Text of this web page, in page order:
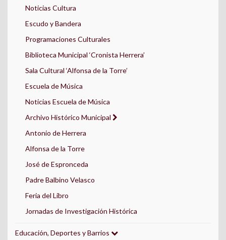
Noticias Cultura
Escudo y Bandera
Programaciones Culturales
Biblioteca Municipal ‘Cronista Herrera’
Sala Cultural ‘Alfonsa de la Torre’
Escuela de Música
Noticias Escuela de Música
Archivo Histórico Municipal
Antonio de Herrera
Alfonsa de la Torre
José de Espronceda
Padre Balbino Velasco
Feria del Libro
Jornadas de Investigación Histórica
Educación, Deportes y Barrios